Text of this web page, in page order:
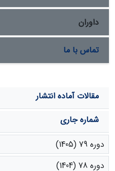
داوران
تماس با ما
مقالات آماده انتشار
شماره جاری
دوره 79 (1405)
دوره 78 (1404)